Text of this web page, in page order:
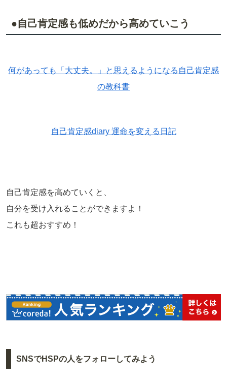
●自己肯定感も低めだから高めていこう
何があっても「大丈夫。」と思えるようになる自己肯定感
の教科書
自己肯定感diary 運命を変える日記
自己肯定感を高めていくと、
自分を受け入れることができますよ！
これも超おすすめ！
SNSでHSPの人をフォローしてみよう